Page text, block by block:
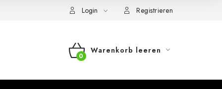
Login Registrieren
WARENKORB
Warenkorb leeren